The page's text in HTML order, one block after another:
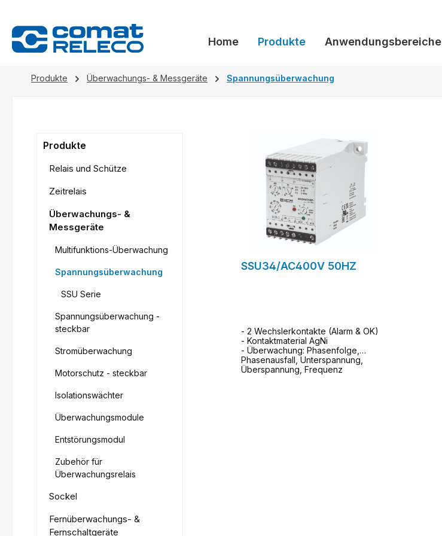
Home Produkte Anwendungsbereiche
Produkte Überwachungs- & Messgeräte Spannungsüberwachung
Produkte
Relais und Schütze
Zeitrelais
Überwachungs- &
Messgeräte
Multifunktions-Überwachung
Spannungsüberwachung
SSU Serie
Spannungsüberwachung -
steckbar
Stromüberwachung
Motorschutz - steckbar
Isolationswächter
Überwachungsmodule
Entstörungsmodul
Zubehör für
Überwachungsrelais
Sockel
Fernüberwachungs- &
Fernschaltgeräte
SSU34/AC400V 50HZ
- 2 Wechslerkontakte (Alarm & OK)
- Kontaktmaterial AgNi
- Überwachung: Phasenfolge,
Phasenausfall, Unterspannung,
Überspannung, Frequenz